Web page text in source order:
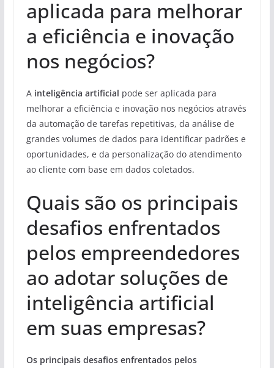
aplicada para melhorar
a eficiência e inovação
nos negócios?
A inteligência artificial pode ser aplicada para
melhorar a eficiência e inovação nos negócios através
da automação de tarefas repetitivas, da análise de
grandes volumes de dados para identificar padrões e
oportunidades, e da personalização do atendimento
ao cliente com base em dados coletados.
Quais são os principais
desafios enfrentados
pelos empreendedores
ao adotar soluções de
inteligência artificial
em suas empresas?
Os principais desafios enfrentados pelos